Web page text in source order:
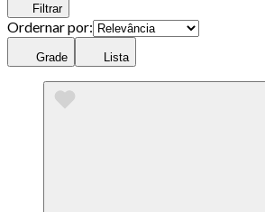
Filtrar
Ordernar por:
Grade Lista